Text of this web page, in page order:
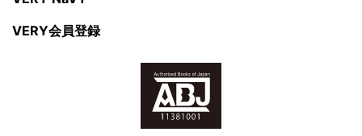
VERY会員登録